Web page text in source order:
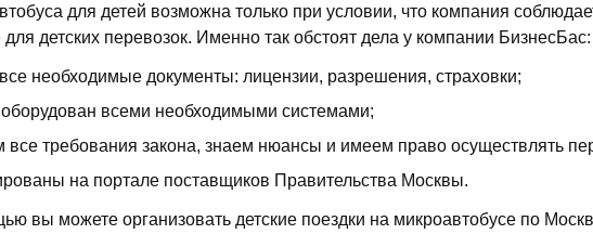
для детей возможна только при условии, что компания
детских перевозок. Именно так обстоят дела у компании БизнесБас:
необходимые документы: лицензии, разрешения, страховки;
оборудован всеми необходимыми системами;
все требования закона, знаем нюансы и имеем право осуществлять
на портале поставщиков Правительства Москвы.
вы можете организовать детские поездки на микроавтобусе по